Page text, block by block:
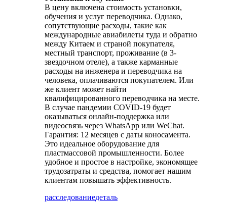
В цену включена стоимость установки,
обучения и услуг переводчика. Однако,
сопутствующие расходы, такие как
международные авиабилеты туда и обратно
между Китаем и страной покупателя,
местный транспорт, проживание (в 3-
звездочном отеле), а также карманные
расходы на инженера и переводчика на
человека, оплачиваются покупателем. Или
же клиент может найти
квалифицированного переводчика на месте.
В случае пандемии COVID-19 будет
оказываться онлайн-поддержка или
видеосвязь через WhatsApp или WeChat.
Гарантия: 12 месяцев с даты коносамента.
Это идеальное оборудование для
пластмассовой промышленности. Более
удобное и простое в настройке, экономящее
трудозатраты и средства, помогает нашим
клиентам повышать эффективность.
расследованиедеталь